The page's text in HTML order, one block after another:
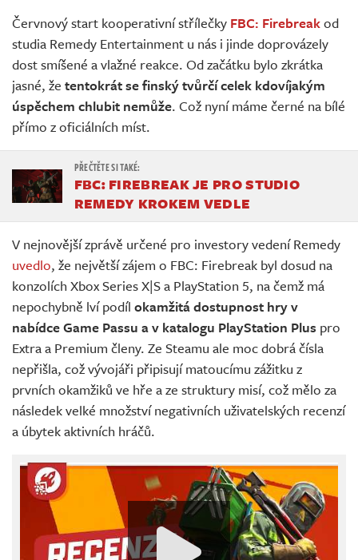
Živě
Červnový start kooperativní střílečky FBC: Firebreakod
studia Remedy Entertainment u nás i jinde doprovázely
dost smíšené a vlažné reakce. Od začátku bylo zkrátka
jasné, že tentokrát se finský tvůrčí celek kdovíjakým
úspěchem chlubit nemůže. Což nyní máme černé na bílé
přímo z oficiálních míst.
FBC: FIREBREAK JE PRO STUDIO
REMEDY KROKEM VEDLE
V nejnovější zprávě určené pro investory vedení Remedy
uvedlo, že největší zájem o FBC: Firebreak byl dosud na
konzolích Xbox Series X|S a PlayStation 5, na čemž má
nepochybně lví podíl okamžitá dostupnost hry v
nabídce Game Passu a v katalogu PlayStation Plus pro
Extra a Premium členy. Ze Steamu ale moc dobrá čísla
nepřišla, což vývojáři připisují matoucímu zážitku z
prvních okamžiků ve hře a ze struktury misí, což mělo za
následek velké množství negativních uživatelských recenzí
a úbytek aktivních hráčů.